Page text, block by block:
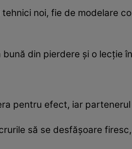
noi, fie de modelare
din pierdere și o lecție
pentru efect, iar
să se desfășoare